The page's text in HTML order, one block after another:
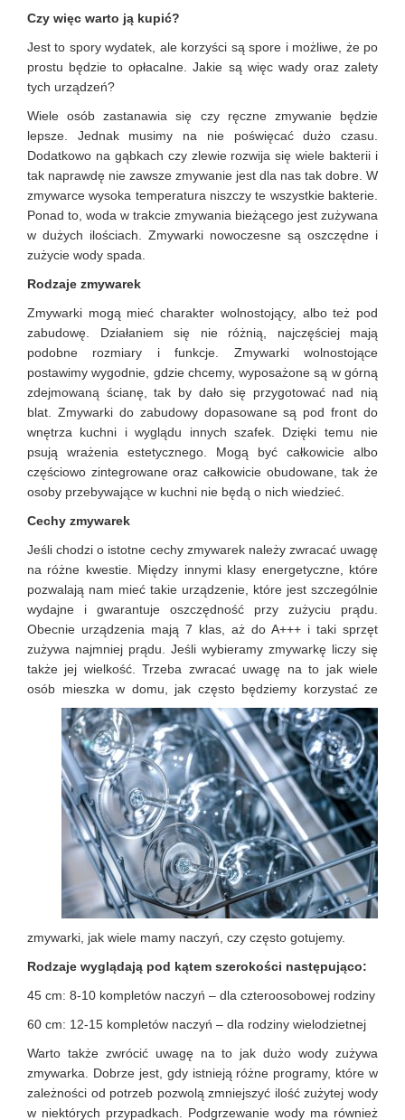
Czy więc warto ją kupić?
Jest to spory wydatek, ale korzyści są spore i możliwe, że po
prostu będzie to opłacalne. Jakie są więc wady oraz zalety
tych urządzeń?
Wiele osób zastanawia się czy ręczne zmywanie będzie
lepsze. Jednak musimy na nie poświęcać dużo czasu.
Dodatkowo na gąbkach czy zlewie rozwija się wiele bakterii i
tak naprawdę nie zawsze zmywanie jest dla nas tak dobre. W
zmywarce wysoka temperatura niszczy te wszystkie bakterie.
Ponad to, woda w trakcie zmywania bieżącego jest zużywana
w dużych ilościach. Zmywarki nowoczesne są oszczędne i
zużycie wody spada.
Rodzaje zmywarek
Zmywarki mogą mieć charakter wolnostojący, albo też pod
zabudowę. Działaniem się nie różnią, najczęściej mają
podobne rozmiary i funkcje. Zmywarki wolnostojące
postawimy wygodnie, gdzie chcemy, wyposażone są w górną
zdejmowaną ścianę, tak by dało się przygotować nad nią
blat. Zmywarki do zabudowy dopasowane są pod front do
wnętrza kuchni i wyglądu innych szafek. Dzięki temu nie
psują wrażenia estetycznego. Mogą być całkowicie albo
częściowo zintegrowane oraz całkowicie obudowane, tak że
osoby przebywające w kuchni nie będą o nich wiedzieć.
Cechy zmywarek
Jeśli chodzi o istotne cechy zmywarek należy zwracać uwagę
na różne kwestie. Między innymi klasy energetyczne, które
pozwalają nam mieć takie urządzenie, które jest szczególnie
wydajne i gwarantuje oszczędność przy zużyciu prądu.
Obecnie urządzenia mają 7 klas, aż do A+++ i taki sprzęt
zużywa najmniej prądu. Jeśli wybieramy zmywarkę liczy się
także jej wielkość. Trzeba zwracać uwagę na to jak wiele
osób mieszka w domu, jak często będziemy korzystać ze
zmywarki, jak wiele mamy naczyń, czy często gotujemy.
Rodzaje wyglądają pod kątem szerokości następująco:
45 cm: 8-10 kompletów naczyń – dla czteroosobowej rodziny
60 cm: 12-15 kompletów naczyń – dla rodziny wielodzietnej
Warto także zwrócić uwagę na to jak dużo wody zużywa
zmywarka. Dobrze jest, gdy istnieją różne programy, które w
zależności od potrzeb pozwolą zmniejszyć ilość zużytej wody
w niektórych przypadkach. Podgrzewanie wody ma również